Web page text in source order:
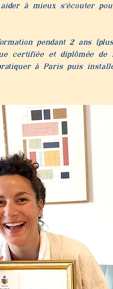
à mieux s’écouter
pendant 2 ans
certifiée et diplômée de
à Paris puis